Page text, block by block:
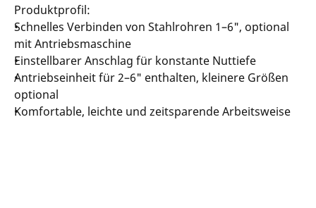
Produktprofil:
Schnelles Verbinden von Stahlrohren 1–6", optional
mit Antriebsmaschine
Einstellbarer Anschlag für konstante Nuttiefe
Antriebseinheit für 2–6" enthalten, kleinere Größen
optional
Komfortable, leichte und zeitsparende Arbeitsweise